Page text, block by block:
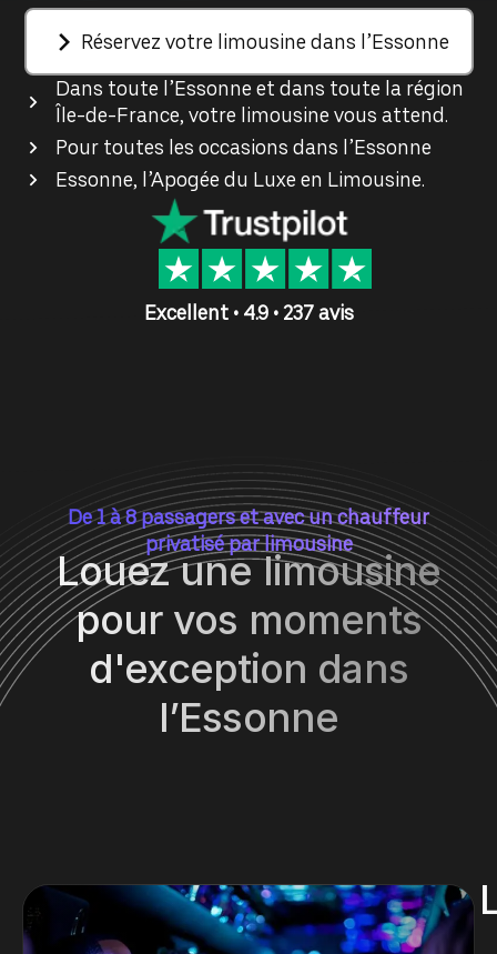
Réservez votre limousine dans l’Essonne
Dans toute l’Essonne et dans toute la région
Île-de-France, votre limousine vous attend.
Pour toutes les occasions dans l’Essonne
Essonne, l’Apogée du Luxe en Limousine.
Excellent • 4.9 • 237 avis
De 1 à 8 passagers et avec un chauffeur
privatisé par limousine
Louez une limousine
pour vos moments
d'exception dans
l’Essonne